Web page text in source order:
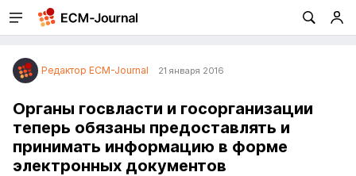
Редактор ECM-Journal 21 января 2016
Органы госвласти и госорганизации
теперь обязаны предоставлять и
принимать информацию в форме
электронных документов